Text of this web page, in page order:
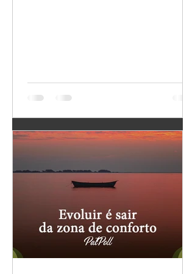
que trocar é básico
para colher melhores
frutos. O nosso
“tempo” aqui é
precioso demais para
perdermos co
que me machucou, do
que me irrita, do que
me distrai, do que
desconfio, do que
acho que não mereço;
se me nutro de
dúvidas, medos e
incertezas, o que